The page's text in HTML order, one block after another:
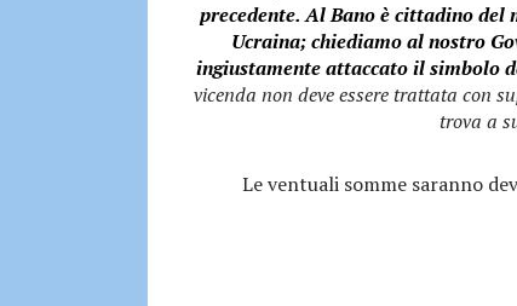
precedente. Al Bano è cittadino
Ucraina; chiediamo al nostro
ingiustamente attaccato il simbolo
vicenda non deve essere trattata con
trova a
Le ventuali somme saranno